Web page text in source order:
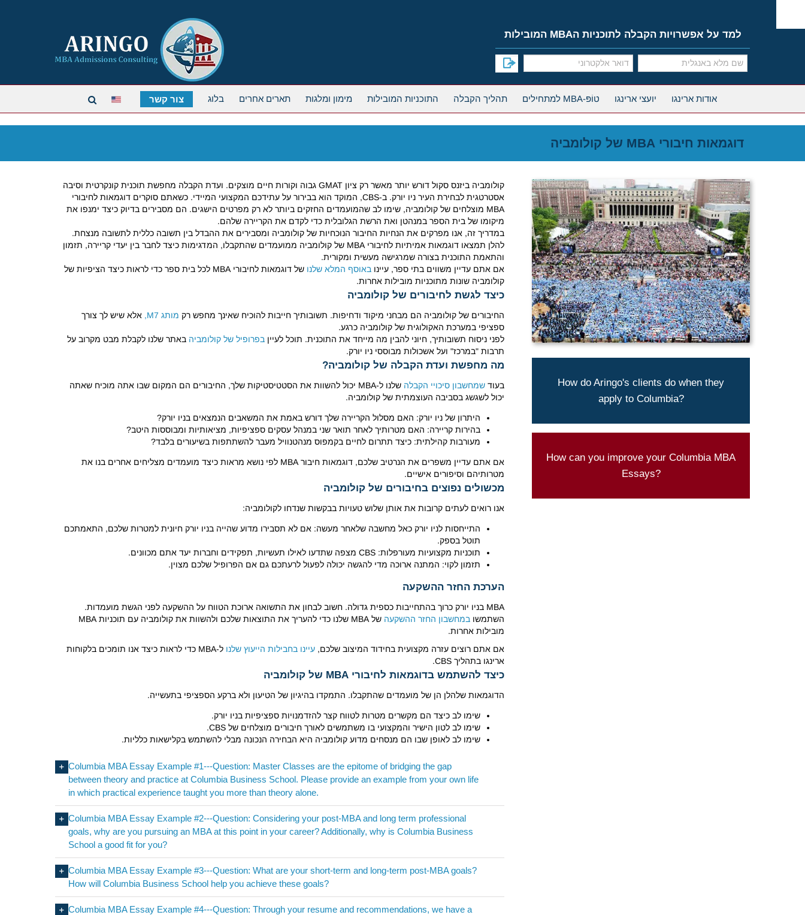
content
למד על אפשרויות הקבלה לתוכניות הMBA המובילות
אודות ארינגו יועצי ארינגו טוֹפּ-MBA למתחילים תהליך הקבלה התוכניות המובילות מימון ומלגות תארים אחרים בלוג צור קשר
דוגמאות חיבורי MBA של קולומביה
קולומביה ביזנס סקול דורש יותר מאשר רק ציון GMAT גבוה וקורות חיים מוצקים. ועדת הקבלה מחפשת תוכנית קונקרטית וסיבה
אסטרטגית לבחירת העיר ניו יורק. ב-CBS, המוקד הוא בבירור על עתידכם המקצועי המיידי. כשאתם סוקרים דוגמאות לחיבורי
MBA מוצלחים של קולומביה, שימו לב שהמועמדים החזקים ביותר לא רק מפרטים הישגים. הם מסבירים בדיוק כיצד ימנפו את
מיקומו של בית הספר במנהטן ואת הרשת הגלובלית כדי לקדם את הקריירה שלהם.
במדריך זה, אנו מפרקים את הנחיות החיבור הנוכחיות של קולומביה ומסבירים את ההבדל בין תשובה כללית לתשובה מנצחת.
להלן תמצאו דוגמאות אמיתיות לחיבורי MBA של קולומביה ממועמדים שהתקבלו, המדגימות כיצד לחבר בין יעדי קריירה, תזמון
והתאמת התוכנית בצורה שמרגישה מעשית ומקורית.
אם אתם עדיין משווים בתי ספר, עיינו באוסף המלא שלנו
של דוגמאות לחיבורי MBA לכל בית ספר כדי לראות כיצד הציפיות של
קולומביה שונות מתוכניות מובילות אחרות.
כיצד לגשת לחיבורים של קולומביה
החיבורים של קולומביה הם מבחני מיקוד ודחיפות. תשובותיך חייבות להוכיח שאינך מחפש רק מותג M7,
אלא שיש לך צורך
ספציפי במערכת האקולוגית של קולומביה כרגע.
לפני ניסוח תשובותיך, חיוני להבין מה מייחד את התוכנית. תוכל לעיין בפרופיל של קולומביה באתר שלנו לקבלת מבט מקרוב על
תרבות "במרכז" ועל אשכולות מבוססי ניו יורק.
מה מחפשת ועדת הקבלה של קולומביה?
בעוד שמחשבון סיכויי הקבלה
שלנו ל-MBA יכול להשוות את הסטטיסטיקות שלך, החיבורים הם המקום שבו אתה מוכיח שאתה
יכול לשגשג בסביבה העוצמתית של קולומביה.
היתרון של ניו יורק: האם מסלול הקריירה שלך דורש באמת את המשאבים הנמצאים בניו יורק?
בהירות קריירה: האם מטרותיך לאחר תואר שני במנהל עסקים ספציפיות, מציאותיות ומבוססות היטב?
מעורבות קהילתית: כיצד תתרום לחיים בקמפוס מנהטנוויל מעבר להשתתפות בשיעורים בלבד?
אם אתם עדיין משפרים את הנרטיב שלכם, דוגמאות חיבור MBA לפי נושא מראות כיצד מועמדים מצליחים אחרים בנו את
מטרותיהם וסיפורים אישיים.
מכשולים נפוצים בחיבורים של קולומביה
אנו רואים לעתים קרובות את אותן שלוש טעויות בבקשות שנדחו לקולומביה:
התייחסות לניו יורק כאל מחשבה שלאחר מעשה: אם לא תסבירו מדוע שהייה בניו יורק חיונית למטרות שלכם, התאמתכם
תוטל בספק.
תוכניות מקצועיות מעורפלות: CBS מצפה שתדעו לאילו תעשיות, תפקידים וחברות יעד אתם מכוונים.
תזמון לקוי: המתנה ארוכה מדי להגשה יכולה לפעול לרעתכם גם אם הפרופיל שלכם מצוין.
הערכת החזר ההשקעה
MBA בניו יורק כרוך בהתחייבות כספית גדולה. חשוב לבחון את התשואה ארוכת הטווח על ההשקעה לפני הגשת מועמדות.
השתמשו במחשבון החזר ההשקעה
של MBA שלנו כדי להעריך את התוצאות שלכם ולהשוות את קולומביה עם תוכניות MBA
מובילות אחרות.
אם אתם רוצים עזרה מקצועית בחידוד המיצוב שלכם, עיינו בחבילות הייעוץ שלנו
ל-MBA כדי לראות כיצד אנו תומכים בלקוחות
ארינגו בתהליך CBS.
כיצד להשתמש בדוגמאות לחיבורי MBA של קולומביה
הדוגמאות שלהלן הן של מועמדים שהתקבלו. התמקדו בהיגיון של הטיעון ולא ברקע הספציפי בתעשייה.
שימו לב כיצד הם מקשרים מטרות לטווח קצר להזדמנויות ספציפיות בניו יורק.
שימו לב לטון הישיר והמקצועי בו משתמשים לאורך חיבורים מוצלחים של CBS.
שימו לב לאופן שבו הם מנסחים מדוע קולומביה היא הבחירה הנכונה מבלי להשתמש בקלישאות כלליות.
Columbia MBA Essay Example #1---Question: Master Classes are the epitome of bridging the gap
between theory and practice at Columbia Business School. Please provide an example from your own life
in which practical experience taught you more than theory alone.
Columbia MBA Essay Example #2---Question: Considering your post-MBA and long term professional
goals, why are you pursuing an MBA at this point in your career? Additionally, why is Columbia Business
School a good fit for you?
Columbia MBA Essay Example #3---Question: What are your short-term and long-term post-MBA goals?
How will Columbia Business School help you achieve these goals?
Columbia MBA Essay Example #4---Question: Through your resume and recommendations, we have a
How do Aringo's clients do when they
apply to Columbia?
Aringo's admission rate is 93% higher than
Columbia's average.
How can you improve your Columbia MBA
Essays?
Aringo's experts can help you present
yourself best